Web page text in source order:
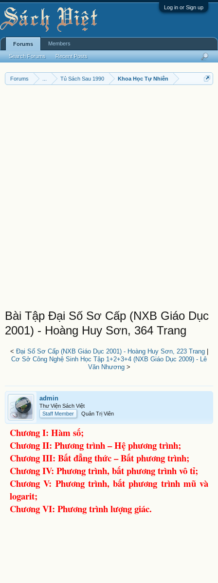
Log in or Sign up
Forums Tủ Sách Sau 1990 Khoa Học Tự Nhiên
Bài Tập Đại Số Sơ Cấp (NXB Giáo Dục
2001) - Hoàng Huy Sơn, 364 Trang
< Đại Số Sơ Cấp (NXB Giáo Dục 2001) - Hoàng Huy Sơn, 223 Trang|
Cơ Sở Công Nghệ Sinh Học Tập 1+2+3+4 (NXB Giáo Dục 2009) - Lê
Văn Nhương>
admin
Thư Viện Sách Việt
Staff Member
Quản Trị Viên
Chương I: Hàm số;
Chương II: Phương trình – Hệ phương trình;
Chương III: Bất đẳng thức – Bất phương trình;
Chương IV: Phương trình, bất phương trình vô tỉ;
Chương V: Phương trình, bất phương trình mũ và
logarit;
Chương VI: Phương trình lượng giác.
Forums
Search Forums Recent Posts
Members